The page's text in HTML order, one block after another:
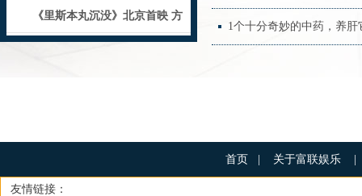
意外收获《里斯本丸沉没》北京首映 方
1个十分奇妙的中药，养
首页 关于富联娱乐
友情链接：